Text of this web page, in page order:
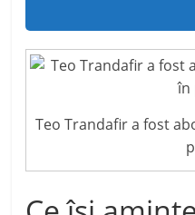
Teo Trandafir a fost